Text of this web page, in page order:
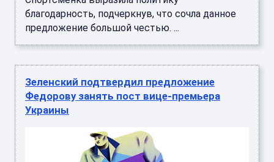
благодарность, подчеркнув, что сочла данное
предложение большой честью. ...
Зеленский подтвердил предложение
Федорову занять пост вице-премьера
Украины